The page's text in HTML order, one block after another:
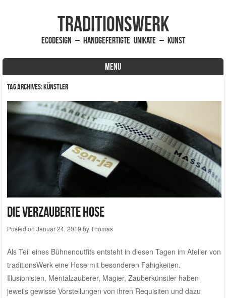
traditionsWerk
EcoDesign – handgefertigte Unikate – Kunst
MENU
Skip to content
Tag Archives:Künstler
Die verzauberte Hose
Posted on Januar 24, 2019 byThomas
Als Teil eines Bühnenoutfits entsteht in diesen Tagen im Atelier von
traditionsWerkeine Hose mit besonderen Fähigkeiten.
Illusionisten, Mentalzauberer, Magier, Zauberkünstler haben
jeweils gewisse Vorstellungen von ihren Requisiten und dazu